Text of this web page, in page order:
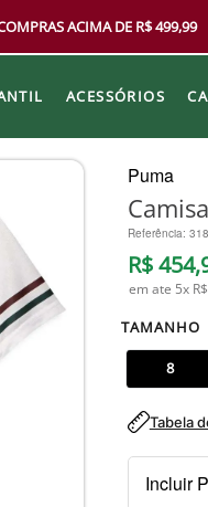
ACIMA DE R$ 499,99
ACESSÓRIOS
Puma
Referência:
R$454,
em ate 5x
TAMANHO
8
Tabela
Incluir